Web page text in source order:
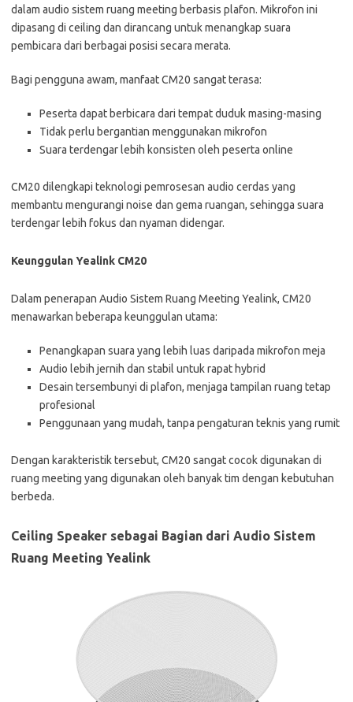
dalam audio sistem ruang meeting berbasis plafon. Mikrofon ini
dipasang di ceiling dan dirancang untuk menangkap suara
pembicara dari berbagai posisi secara merata.
Bagi pengguna awam, manfaat CM20 sangat terasa:
Peserta dapat berbicara dari tempat duduk masing-masing
Tidak perlu bergantian menggunakan mikrofon
Suara terdengar lebih konsisten oleh peserta online
CM20 dilengkapi teknologi pemrosesan audio cerdas yang
membantu mengurangi noise dan gema ruangan, sehingga suara
terdengar lebih fokus dan nyaman didengar.
Keunggulan Yealink CM20
Dalam penerapan Audio Sistem Ruang Meeting Yealink, CM20
menawarkan beberapa keunggulan utama:
Penangkapan suara yang lebih luas daripada mikrofon meja
Audio lebih jernih dan stabil untuk rapat hybrid
Desain tersembunyi di plafon, menjaga tampilan ruang tetap
profesional
Penggunaan yang mudah, tanpa pengaturan teknis yang rumit
Dengan karakteristik tersebut, CM20 sangat cocok digunakan di
ruang meeting yang digunakan oleh banyak tim dengan kebutuhan
berbeda.
Ceiling Speaker sebagai Bagian dari Audio Sistem
Ruang Meeting Yealink